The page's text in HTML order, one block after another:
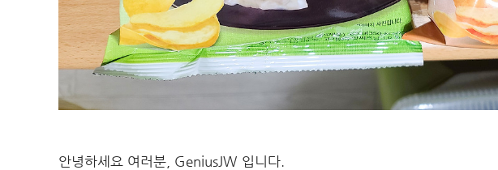
안녕하세요 여러분, GeniusJW 입니다.